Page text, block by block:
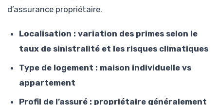
d’assurance propriétaire.
Localisation : variation des primes selon le
taux de sinistralité et les risques climatiques
Type de logement : maison individuelle vs
appartement
Profil de l’assuré : propriétaire généralement